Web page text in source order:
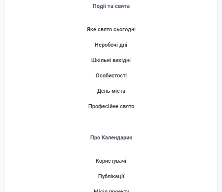
Події та свята
Яке свято сьогодні
Неробочі дні
Шкільні вихідні
Особистості
День міста
Професійне свято
Про Календарик
Користувачі
Публікації